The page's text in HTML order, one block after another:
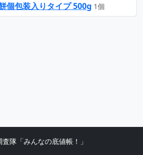
個包装入りタイプ 500g 1個
隊「みんなの底値帳！」